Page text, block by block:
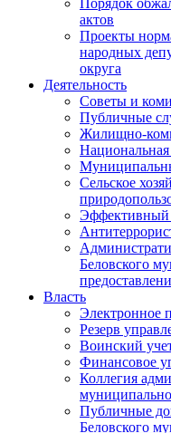
Порядок
актов
Проекты
народных
округа
Деятельность
Советы и
Публичные
Жилищно-
Сельское
Эффективный
Беловского
Власть
Электронное
Резерв
Воинский
Финансовое
Коллегия
Публичные
Беловского